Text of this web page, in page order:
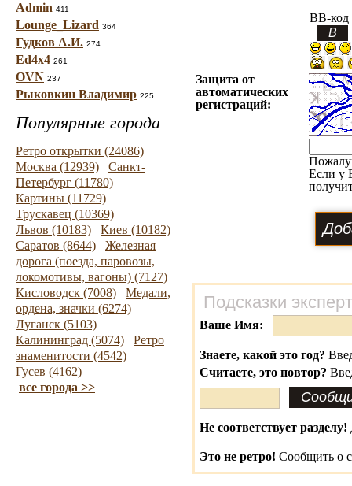
Admin 411
Lounge_Lizard 364
Гудков А.И. 274
Ed4x4 261
OVN 237
Рыковкин Владимир 225
Популярные города
Ретро открытки (24086)
Москва (12939)
Санкт-
Петербург (11780)
Картины (11729)
Трускавец (10369)
Львов (10183)
Киев (10182)
Саратов (8644)
Железная
дорога (поезда, паровозы,
локомотивы, вагоны) (7127)
Кисловодск (7008)
Медали,
ордена, значки (6274)
Луганск (5103)
Калининград (5074)
Ретро
знаменитости (4542)
Гусев (4162)
все города >>
BB-код
Защита от
автоматических
регистраций:
Если у
Подсказки
Ваше Имя:
Знаете, какой это год?
Считаете, это повтор?
Не соответствует разделу!
Это не ретро! Сообщить о